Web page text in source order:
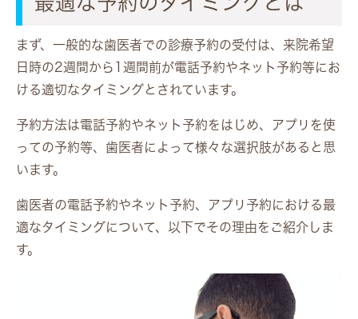
まず、一般的な歯医者での診療予約の受付は、来院希望
日時の2週間から1週間前が電話予約やネット予約等にお
ける適切なタイミングとされています。
予約方法は電話予約やネット予約をはじめ、アプリを使
っての予約等、歯医者によって様々な選択肢があると思
います。
歯医者の電話予約やネット予約、アプリ予約における最
適なタイミングについて、以下でその理由をご紹介しま
す。